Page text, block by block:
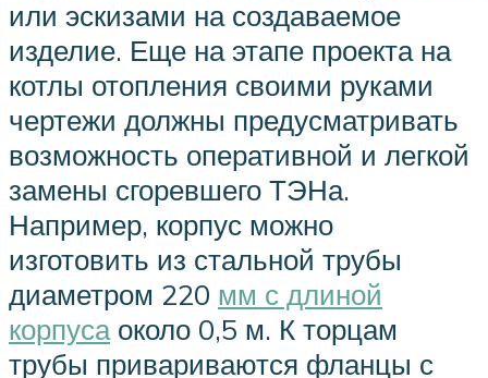
или эскизами на создаваемое
изделие. Еще на этапе проекта на
котлы отопления своими руками
чертежи должны предусматривать
возможность оперативной и легкой
замены сгоревшего ТЭНа.
Например, корпус можно
изготовить из стальной трубы
диаметром 220 мм с длиной
корпусаоколо 0,5 м. К торцам
трубы привариваются фланцы с